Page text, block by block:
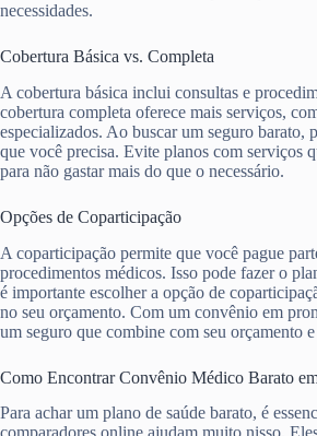
necessidades.
Cobertura Básica vs. Completa
A cobertura básica inclui consultas e
cobertura completa oferece mais serviços,
especializados. Ao buscar um seguro barato,
que você precisa. Evite planos com serviços
para não gastar mais do que o necessário.
Opções de Coparticipação
A coparticipação permite que você pague
procedimentos médicos. Isso pode fazer o
é importante escolher a opção de
no seu orçamento. Com um convênio em
um seguro que combine com seu orçamento e
Como Encontrar Convênio Médico Barato
Para achar um plano de saúde barato, é